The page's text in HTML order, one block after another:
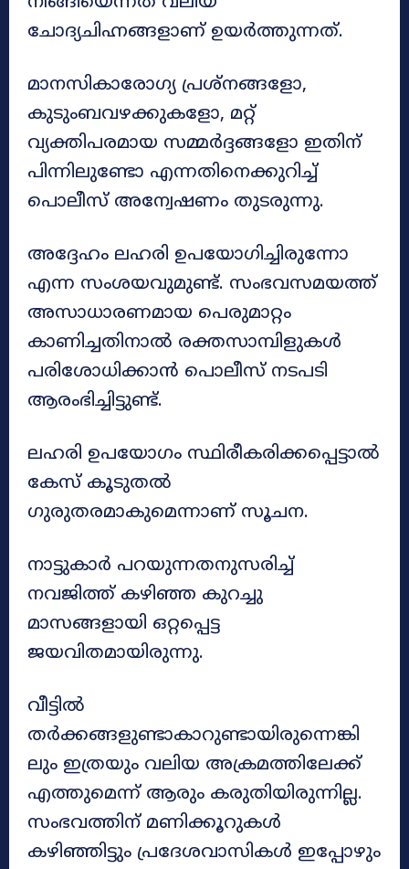
ചോദ്യചിഹ്നങ്ങളാണ് ഉയർത്തുന്നത്.
മാനസികാരോഗ്യ പ്രശ്നങ്ങളോ,
കുടുംബവഴക്കുകളോ, മറ്റ്
വ്യക്തിപരമായ സമ്മർദ്ദങ്ങളോ ഇതിന്
പിന്നിലുണ്ടോ എന്നതിനെക്കുറിച്ച്
പൊലീസ് അന്വേഷണം തുടരുന്നു.
അദ്ദേഹം ലഹരി ഉപയോഗിച്ചിരുന്നോ
എന്ന സംശയവുമുണ്ട്. സംഭവസമയത്ത്
അസാധാരണമായ പെരുമാറ്റം
കാണിച്ചതിനാൽ രക്തസാമ്പിളുകൾ
പരിശോധിക്കാൻ പൊലീസ് നടപടി
ആരംഭിച്ചിട്ടുണ്ട്.
ലഹരി ഉപയോഗം സ്ഥിരീകരിക്കപ്പെട്ടാൽ
കേസ് കൂടുതൽ
ഗുരുതരമാകുമെന്നാണ് സൂചന.
നാട്ടുകാർ പറയുന്നതനുസരിച്ച്
നവജിത്ത് കഴിഞ്ഞ കുറച്ചു
മാസങ്ങളായി ഒറ്റപ്പെട്ട
ജയവിതമായിരുന്നു.
വീട്ടിൽ
തർക്കങ്ങളുണ്ടാകാറുണ്ടായിരുന്നെങ്കി
ലും ഇത്രയും വലിയ അക്രമത്തിലേക്ക്
എത്തുമെന്ന് ആരും കരുതിയിരുന്നില്ല.
സംഭവത്തിന് മണിക്കൂറുകൾ
കഴിഞ്ഞിട്ടും പ്രദേശവാസികൾ ഇപ്പോഴും